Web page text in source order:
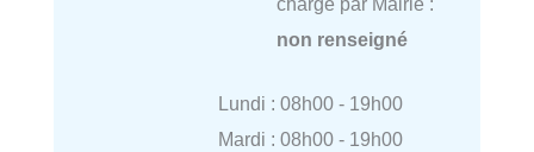
non renseigné
Lundi : 08h00 - 19h00
Mardi : 08h00 - 19h00